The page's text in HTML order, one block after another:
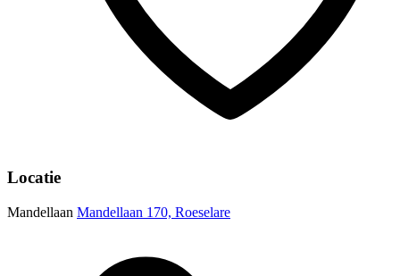
Locatie
Mandellaan Mandellaan 170, Roeselare